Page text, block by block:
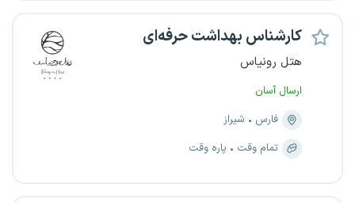
کارشناس بهداشت حرفه‌ای
هتل رونیاس
ارسال آسان
فارس
شیراز
تمام وقت
پاره وقت